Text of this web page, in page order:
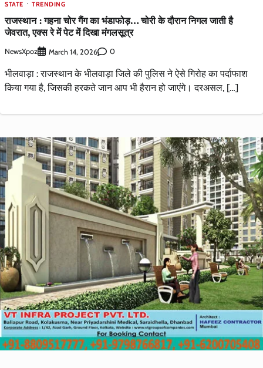
STATE TRENDING
राजस्थान : गहना चोर गैंग का भंडाफोड़… चोरी के दौरान निगल जाती है
जेवरात, एक्स रे में पेट में दिखा मंगलसूत्र
NewsXpoz March 14, 2026 0
भीलवाड़ा : राजस्थान के भीलवाड़ा जिले की पुलिस ने ऐसे गिरोह का पर्दाफाश
किया गया है, जिसकी हरकते जान आप भी हैरान हो जाएंगे। दरअसल, […]